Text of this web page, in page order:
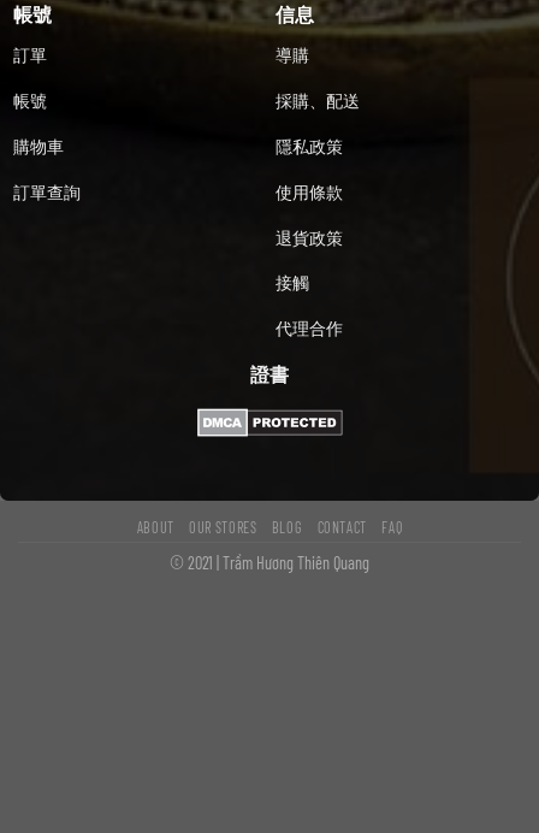
帳號
訂單
帳號
購物車
訂單查詢
信息
導購
採購、配送
隱私政策
使用條款
退貨政策
接觸
代理合作
證書
ABOUT OUR STORES BLOG CONTACT FAQ
© 2021 | Trầm Hương Thiên Quang